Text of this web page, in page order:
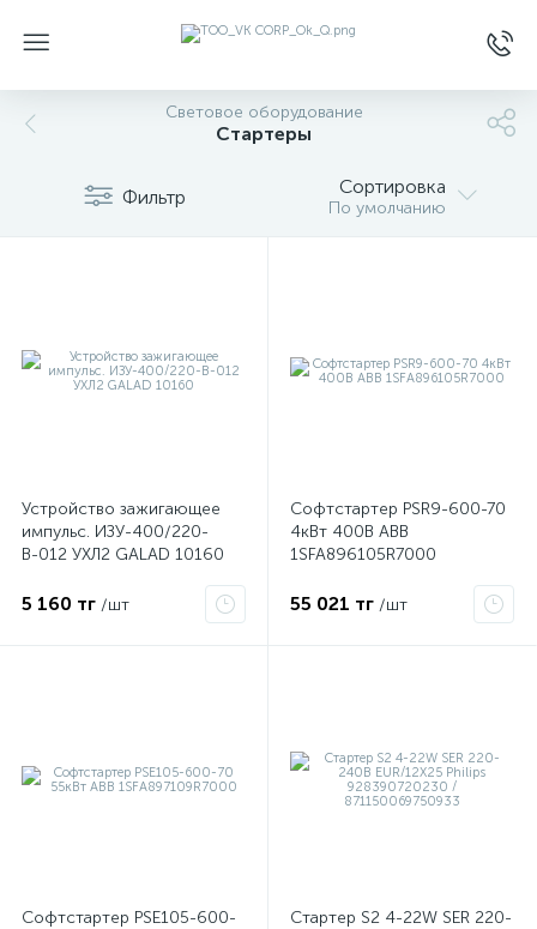
Световое оборудование
Стартеры
Фильтр Сортировка
По умолчанию
Устройство зажигающее
импульс. ИЗУ-400/220-
В-012 УХЛ2 GALAD 10160
5 160 тг /шт
Софтстартер PSR9-600-70
4кВт 400В ABB
1SFA896105R7000
55 021 тг /шт
Софтстартер PSЕ105-600-
Стартер S2 4-22W SER 220-